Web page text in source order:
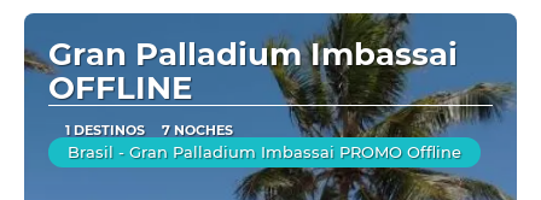
Ver
Gran Palladium Imbassai
OFFLINE
1 DESTINOS 7 NOCHES
Brasil - Gran Palladium Imbassai PROMO Offline